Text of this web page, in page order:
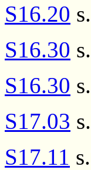
S16.20
S16.30
S16.30
S17.03
S17.11